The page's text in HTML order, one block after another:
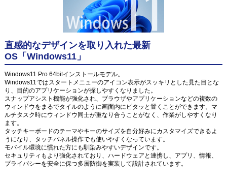
直感的なデザインを取り入れた最新
OS「Windows11」
Windows11 Pro 64bitインストールモデル。
Windows11ではスタートメニューのアイコン表示がスッキリとした見た目とな
り、目的のアプリケーションが探しやすくなりました。
スナップアシスト機能が強化され、ブラウザやアプリケーションなどの複数の
ウィンドウをまるでタイルのように画面内にピタッと置くことができます。マ
ルチタスク時にウィンドウ同士が重なり合うことがなく、作業がしやすくなり
ます。
タッチキーボードのテーマやキーのサイズを自分好みにカスタマイズできるよ
うになり、タッチパネル操作でも使いやすくなっています。
モバイル環境に慣れた方にも馴染みやすいデザインです。
セキュリティもより強化されており、ハードウェアと連携し、アプリ、情報、
プライバシーを安全に保つ多層防御を実装して設計されています。